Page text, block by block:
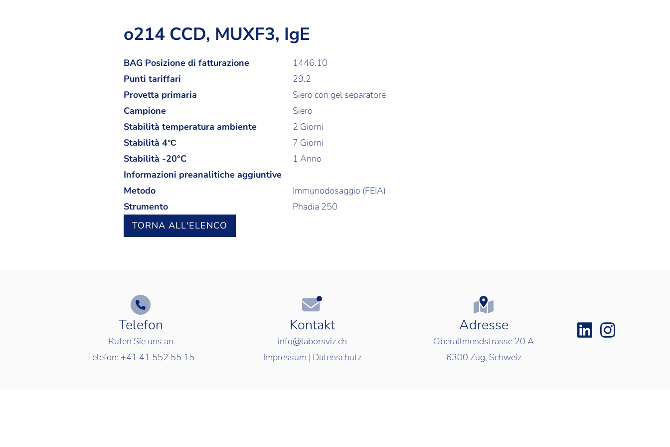
o214 CCD, MUXF3, IgE
BAG Posizione di fatturazione
1446.10
Punti tariffari
29.2
Provetta primaria
Siero con gel separatore
Campione
Siero
Stabilità temperatura ambiente
2 Giorni
Stabilità 4°C
7 Giorni
Stabilità -20°C
1 Anno
Informazioni preanalitiche aggiuntive
Metodo
Immunodosaggio (FEIA)
Strumento
Phadia 250
TORNA ALL'ELENCO
Telefon
Rufen Sie uns an
Telefon: +41 41 552 55 15
Kontakt
info@laborsviz.ch
Impressum | Datenschutz
Adresse
Oberallmendstrasse 20 A
6300 Zug, Schweiz